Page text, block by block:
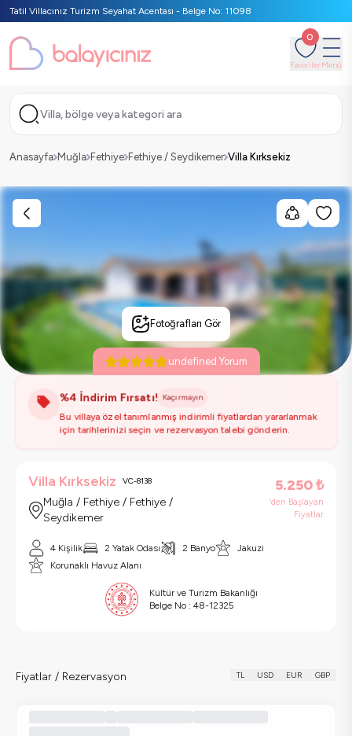
Tatil Villacınız Turizm Seyahat Acentası - Belge No: 11098
0
FavorilerMenü
Villa, bölge veya kategori ara
Anasayfa Muğla Fethiye Fethiye / Seydikemer Villa Kırksekiz
Fotoğrafları Gör
undefined Yorum
%4 İndirim Fırsatı! Kaçırmayın
Bu villaya özel tanımlanmış indirimli fiyatlardan yararlanmak
için tarihlerinizi seçin ve rezervasyon talebi gönderin.
Villa Kırksekiz VC-8138
Muğla / Fethiye / Fethiye /
Seydikemer
5.250₺
'den Başlayan
Fiyatlar
4 Kişilik 2 Yatak Odası 2 Banyo
Jakuzi
Korunaklı Havuz Alanı
Kültür ve Turizm Bakanlığı
Belge No : 48-12325
Fiyatlar / Rezervasyon TL USD EUR GBP